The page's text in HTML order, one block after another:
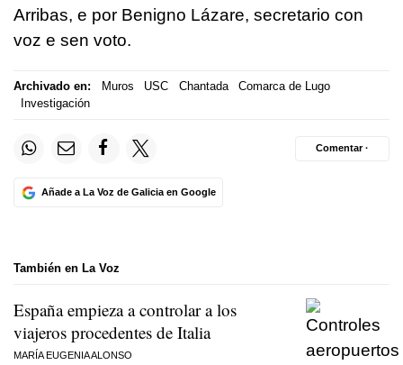
Arribas, e por Benigno Lázare, secretario con
voz e sen voto.
Archivado en: Muros USC Chantada
Comarca de Lugo
Investigación
Añade a La Voz de Galicia en Google
Comentar ·
También en La Voz
España empieza a controlar a los
viajeros procedentes de Italia
MARÍA EUGENIA ALONSO